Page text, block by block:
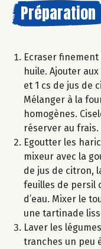
Préparation
Ecraser
huile. Ajouter
et 1 cs de jus de
Mélanger à la
homogènes.
réserver au frais.
Egoutter les
mixeur avec la
de jus de citron,
feuilles de persil
d’eau. Mixer le
une tartinade
Laver les
tranches un peu